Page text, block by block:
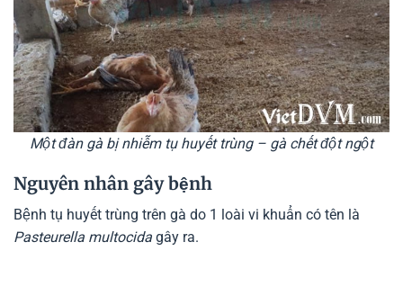
Một đàn gà bị nhiễm tụ huyết trùng – gà chết đột ngột
Nguyên nhân gây bệnh
Bệnh tụ huyết trùng trên gà do 1 loài vi khuẩn có tên là
Pasteurella multocida gây ra.